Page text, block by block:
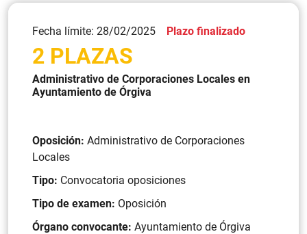
Fecha límite: 28/02/2025 Plazo finalizado
2 PLAZAS
Administrativo de Corporaciones Locales en
Ayuntamiento de Órgiva
Oposición: Administrativo de Corporaciones
Locales
Tipo: Convocatoria oposiciones
Tipo de examen: Oposición
Órgano convocante: Ayuntamiento de Órgiva